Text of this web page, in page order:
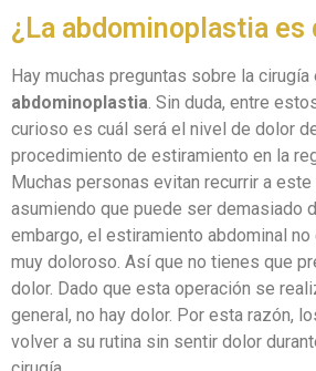
¿La abdominoplastia es
Hay muchas preguntas sobre la
abdominoplastia . Sin duda, entre
curioso es cuál será el nivel de dolor
procedimiento de estiramiento en la
Muchas personas evitan recurrir a este
asumiendo que puede ser demasiado
embargo, el estiramiento abdominal
muy doloroso. Así que no tienes que
dolor. Dado que esta operación se
general, no hay dolor. Por esta razón,
volver a su rutina sin sentir dolor